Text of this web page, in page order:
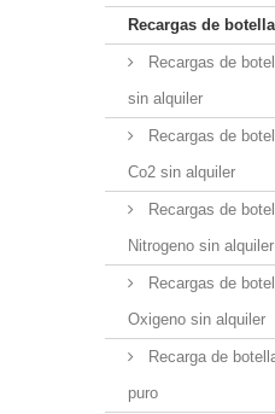
Recargas de
Recargas de
sin alquiler
Recargas de
Co2 sin alquiler
Recargas de
Nitrogeno sin alquiler
Recargas de
Oxigeno sin alquiler
Recarga de
puro